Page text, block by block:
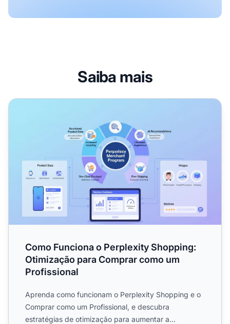
Saiba mais
Como Funciona o Perplexity Shopping: Otimização para
Como Funciona o Perplexity Shopping:
Otimização para Comprar como um
Profissional
Aprenda como funcionam o Perplexity Shopping e o
Comprar como um Profissional, e descubra
estratégias de otimização para aumentar a